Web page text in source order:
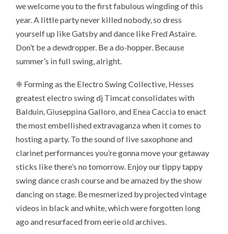
we welcome you to the first fabulous wingding of this
year. A little party never killed nobody, so dress
yourself up like Gatsby and dance like Fred Astaire.
Don’t be a dewdropper. Be a do-hopper. Because
summer’s in full swing, alright.
❈ Forming as the Electro Swing Collective, Hesses
greatest electro swing dj Timcat consolidates with
Balduin, Giuseppina Galloro, and Enea Caccia to enact
the most embellished extravaganza when it comes to
hosting a party. To the sound of live saxophone and
clarinet performances you’re gonna move your getaway
sticks like there’s no tomorrow. Enjoy our tippy tappy
swing dance crash course and be amazed by the show
dancing on stage. Be mesmerized by projected vintage
videos in black and white, which were forgotten long
ago and resurfaced from eerie old archives.